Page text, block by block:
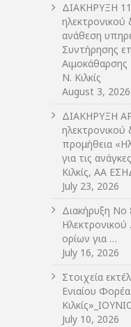
ΔIΑΚΗΡΥΞΗ
ηλεκτρονικού
ανάθεση
Συντήρησης
Αιμοκάθαρσης
Ν. Κιλκίς
August 3, 2026
ΔIΑΚΗΡΥΞΗ
ηλεκτρονικού
προμήθεια
για τις
Κιλκίς, ΑΑ
July 23, 2026
Διακήρυξη Νο
ορίων για …
July 16, 2026
Στοιχεία
Ενιαίου
July 10, 2026